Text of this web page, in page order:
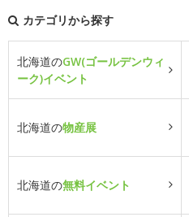
カテゴリから探す
北海道のGW(ゴールデンウィ
ーク)イベント
北海道の物産展
北海道の無料イベント